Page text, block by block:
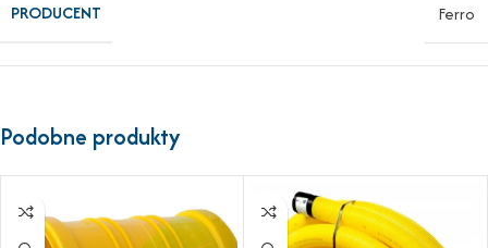
PRODUCENT Ferro
Podobne produkty